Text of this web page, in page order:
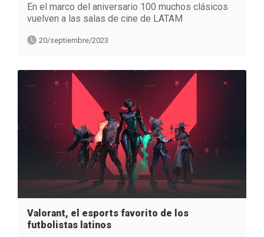
En el marco del aniversario 100 muchos clásicos
vuelven a las salas de cine de LATAM
20/septiembre/2023
Valorant, el esports favorito de los
futbolistas latinos